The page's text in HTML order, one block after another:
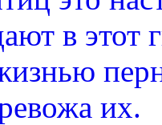
в этот
их.